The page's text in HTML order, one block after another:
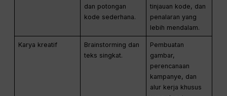
dan potongan
kode sederhana.
tinjauan kode, dan
penalaran yang
lebih mendalam.
Karya kreatif
Brainstorming dan
teks singkat.
Pembuatan
gambar,
perencanaan
kampanye, dan
alur kerja khusus